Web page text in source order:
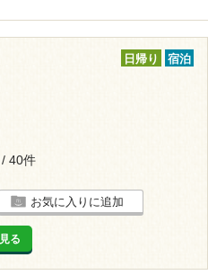
日帰り 宿泊
/ 40件
お気に入りに追加
る